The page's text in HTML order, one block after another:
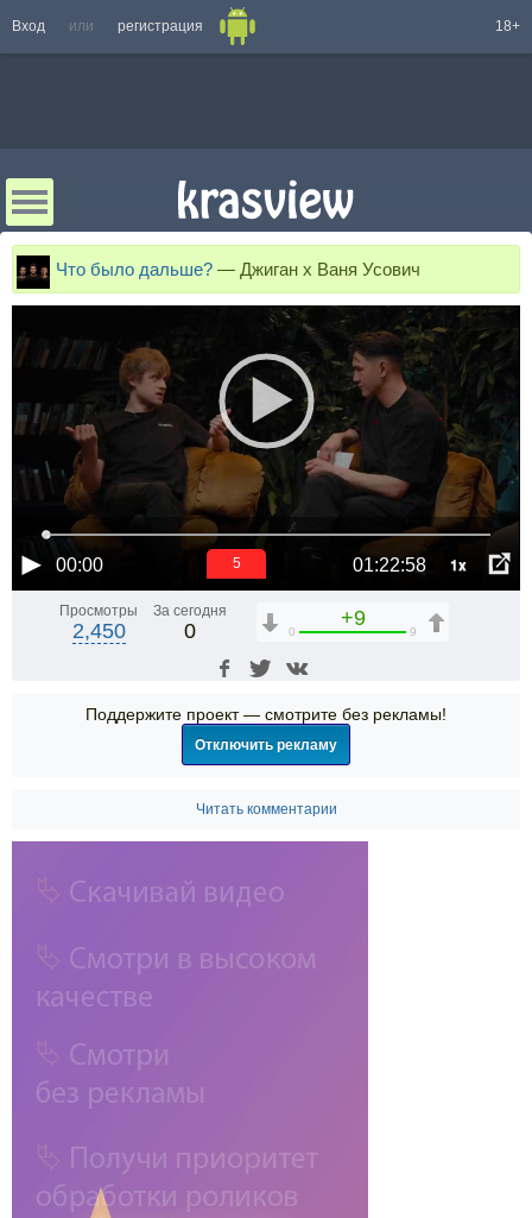
Вход или регистрация 18+
Что было дальше? — Джиган x Ваня Усович
00:00 01:22:58 1x
4
Просмотры
2,450
За сегодня
0
+9
0 9
Поддержите проект — смотрите без рекламы!
Отключить рекламу
Читать комментарии